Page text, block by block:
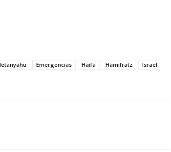
Emergencias Haifa Hamifratz
Israel